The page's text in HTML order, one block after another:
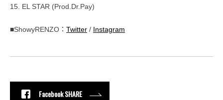
15. EL STAR (Prod.Dr.Pay)
■ShowyRENZO： Twitter / Instagram
Facebook SHARE